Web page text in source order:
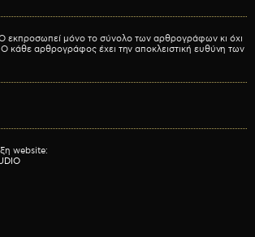
μόνο το σύνολο των αρθρογράφων κι όχι
κάθε αρθρογράφος έχει την αποκλειστική ευθύνη των
website: